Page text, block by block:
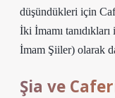
düşündükleri için
İki İmamı
İmam Şiiler) olarak
Şia ve